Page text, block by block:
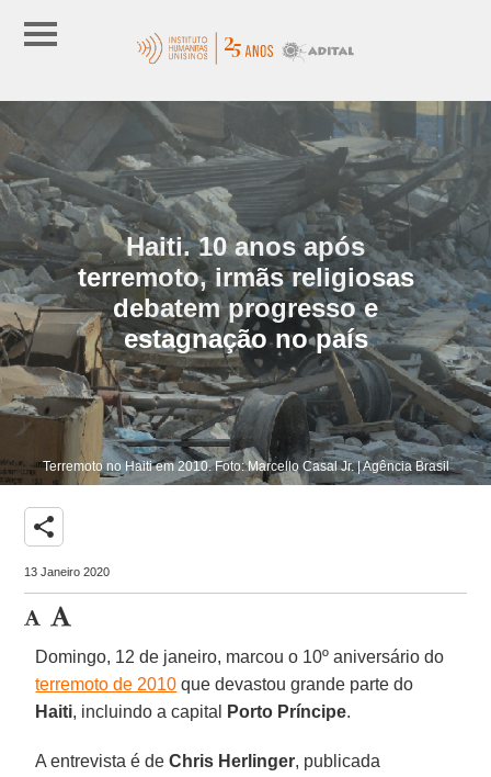
Haiti. 10 anos após
terremoto, irmãs religiosas
debatem progresso e
estagnação no país
Terremoto no Haiti em 2010. Foto: Marcello Casal Jr. | Agência Brasil
share
13 Janeiro 2020
Domingo, 12 de janeiro, marcou o 10º aniversário do
terremoto de 2010 que devastou grande parte do
Haiti, incluindo a capital Porto Príncipe.
A entrevista é deChris Herlinger, publicada